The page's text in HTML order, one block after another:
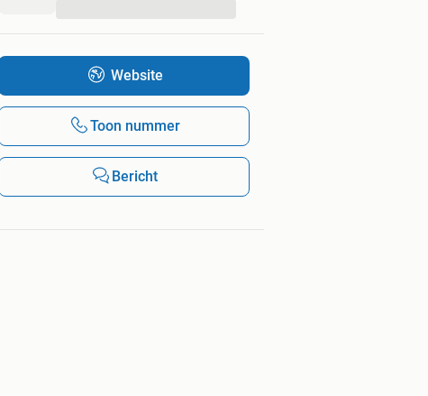
Website
Toon nummer
Bericht